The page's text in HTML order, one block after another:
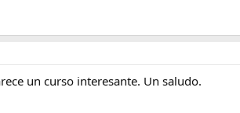
un curso interesante. Un saludo.